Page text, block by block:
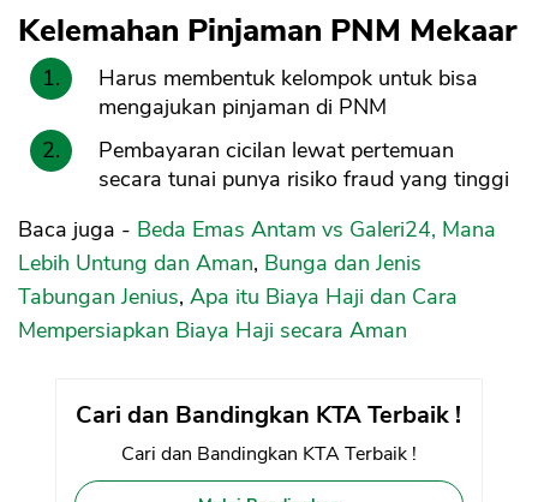
Kelemahan Pinjaman PNM Mekaar
Harus membentuk kelompok untuk bisa
mengajukan pinjaman di PNM
Pembayaran cicilan lewat pertemuan
secara tunai punya risiko fraud yang tinggi
Baca juga - Beda Emas Antam vs Galeri24, Mana
Lebih Untung dan Aman, Bunga dan Jenis
Tabungan Jenius, Apa itu Biaya Haji dan Cara
Mempersiapkan Biaya Haji secara Aman
Cari dan Bandingkan KTA Terbaik !
Cari dan Bandingkan KTA Terbaik !